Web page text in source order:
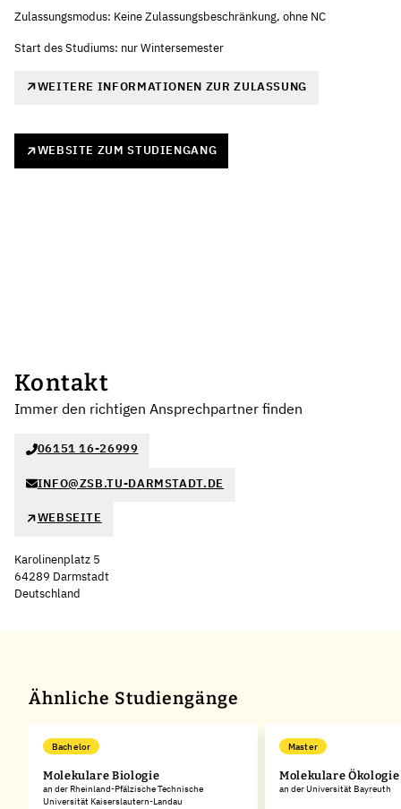
Zulassungsmodus: Keine Zulassungsbeschränkung, ohne NC
Start des Studiums: nur Wintersemester
WEITERE INFORMATIONEN ZUR ZULASSUNG
WEBSITE ZUM STUDIENGANG
Kontakt
Immer den richtigen Ansprechpartner finden
06151 16-26999
INFO@ZSB.TU-DARMSTADT.DE
WEBSEITE
Karolinenplatz 5
64289 Darmstadt
Deutschland
Ähnliche Studiengänge
Bachelor
Molekulare Biologie
an der Rheinland-Pfälzische Technische
Universität Kaiserslautern-Landau
Master
Molekulare Ökologie
an der Universität Bayreuth